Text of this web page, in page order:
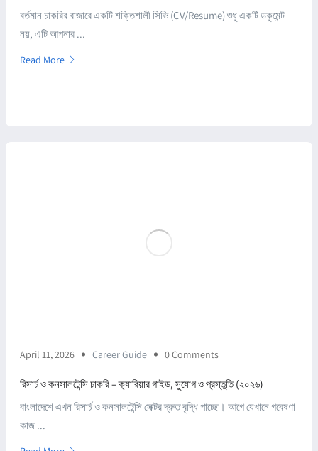
বর্তমান চাকরির বাজারে একটি শক্তিশালী সিভি (CV/Resume) শুধু একটি ডকুমেন্ট
নয়, এটি আপনার ...
Read More
April 11, 2026 Career Guide 0 Comments
রিসার্চ ও কনসালটেন্সি চাকরি – ক্যারিয়ার গাইড, সুযোগ ও প্রস্তুতি (২০২৬)
বাংলাদেশে এখন রিসার্চ ও কনসালটেন্সি সেক্টর দ্রুত বৃদ্ধি পাচ্ছে। আগে যেখানে গবেষণা
কাজ ...